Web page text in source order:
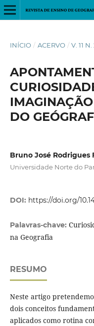
INÍCIO / ACERVO / V. 11
DO
Bruno José Rodrigues
Universidade Norte do
DOI: https://doi.org/
Palavras-chave:
na Geografia
RESUMO
Neste artigo
dois conceitos
aplicados como rotina